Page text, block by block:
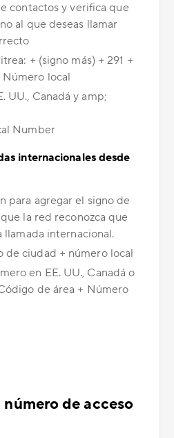
contactos y verifica que
al que deseas llamar
+ (signo más) + 291 +
local
UU., Canadá y amp;
Number
internacionales desde
para agregar el signo de
la red reconozca que
llamada internacional.
de ciudad + número local
en EE. UU., Canadá o
de área + Número
de acceso